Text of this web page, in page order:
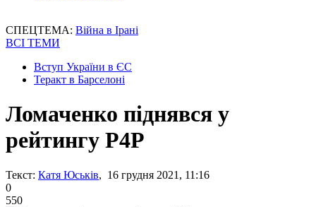
СПЕЦТЕМА: Війна в Ірані
ВСІ ТЕМИ
Вступ України в ЄС
Теракт в Барселоні
Ломаченко піднявся у
рейтингу P4P
Текст: Катя Юськів, 16 грудня 2021, 11:16
0
550